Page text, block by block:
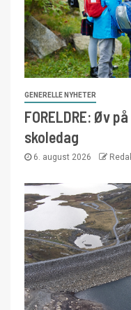
GENERELLE NYHETER
FORELDRE: Øv
skoledag
6. august 2026